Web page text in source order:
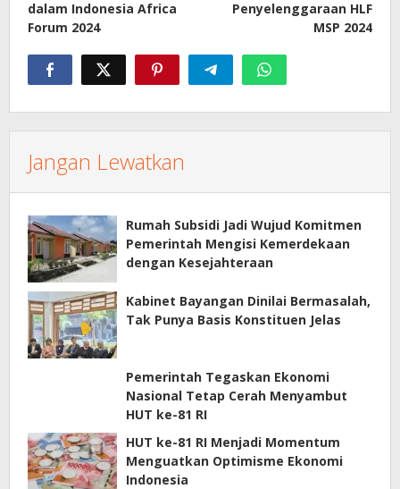
dalam Indonesia Africa
Forum 2024
Penyelenggaraan HLF
MSP 2024
Jangan Lewatkan
Rumah Subsidi Jadi Wujud Komitmen
Pemerintah Mengisi Kemerdekaan
dengan Kesejahteraan
Kabinet Bayangan Dinilai Bermasalah,
Tak Punya Basis Konstituen Jelas
Pemerintah Tegaskan Ekonomi
Nasional Tetap Cerah Menyambut
HUT ke-81 RI
HUT ke-81 RI Menjadi Momentum
Menguatkan Optimisme Ekonomi
Indonesia